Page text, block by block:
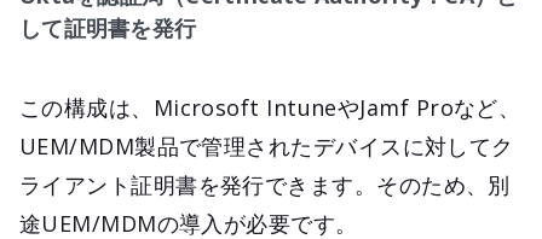
して証明書を発行
この構成は、Microsoft IntuneやJamf Proなど、
UEM/MDM製品で管理されたデバイスに対してク
ライアント証明書を発行できます。そのため、別
途UEM/MDMの導入が必要です。